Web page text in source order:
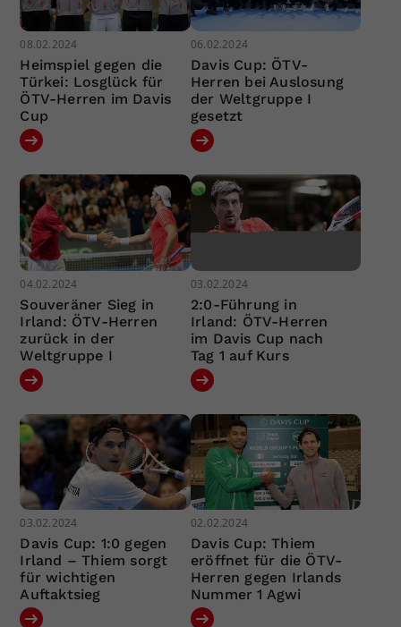
08.02.2024
Heimspiel gegen die
Türkei: Losglück für
ÖTV-Herren im Davis
Cup
06.02.2024
Davis Cup: ÖTV-
Herren bei Auslosung
der Weltgruppe I
gesetzt
04.02.2024
Souveräner Sieg in
Irland: ÖTV-Herren
zurück in der
Weltgruppe I
03.02.2024
2:0-Führung in
Irland: ÖTV-Herren
im Davis Cup nach
Tag 1 auf Kurs
03.02.2024
Davis Cup: 1:0 gegen
Irland – Thiem sorgt
für wichtigen
Auftaktsieg
02.02.2024
Davis Cup: Thiem
eröffnet für die ÖTV-
Herren gegen Irlands
Nummer 1 Agwi